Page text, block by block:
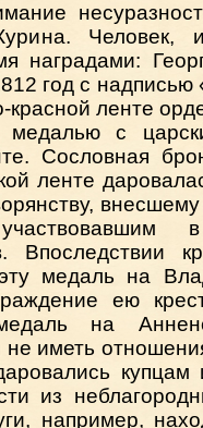
Человек,
наградами:
год с
ленте
медалью с
Сословная
ленте
Впоследствии
медаль на
ею
на
не иметь
купцам
из
например,